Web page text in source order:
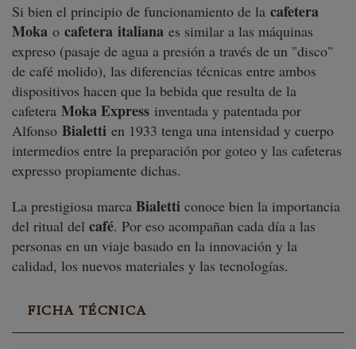
Si bien el principio de funcionamiento de la cafetera
Moka o cafetera italiana es similar a las máquinas
expreso (pasaje de agua a presión a través de un "disco"
de café molido), las diferencias técnicas entre ambos
dispositivos hacen que la bebida que resulta de la
cafetera Moka Express inventada y patentada por
Alfonso Bialetti en 1933 tenga una intensidad y cuerpo
intermedios entre la preparación por goteo y las cafeteras
expresso propiamente dichas.
La prestigiosa marca Bialetti conoce bien la importancia
del ritual del café. Por eso acompañan cada día a las
personas en un viaje basado en la innovación y la
calidad, los nuevos materiales y las tecnologías.
FICHA TÉCNICA